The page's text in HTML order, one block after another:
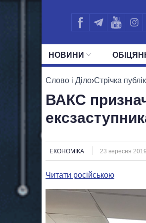
НОВИНИ
УСІ
Слово і Діло›Стрічка
ВАКС
ЕКОНОМІКА 23 вересня
Читати російською